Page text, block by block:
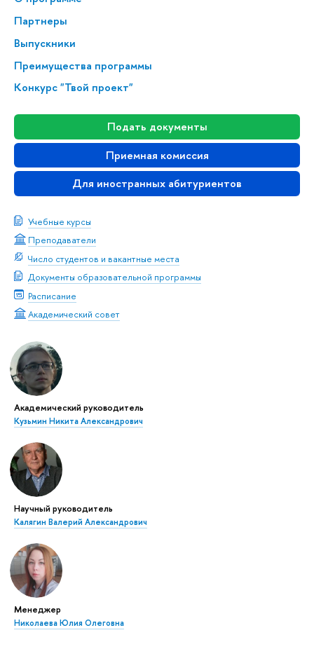
Партнеры
Выпускники
Преимущества программы
Конкурс "Твой проект"
Подать документы
Приемная комиссия
Для иностранных абитуриентов
Учебные курсы
Преподаватели
Число студентов и вакантные места
Документы образовательной программы
Расписание
Академический совет
Академический руководитель
Кузьмин Никита Александрович
Научный руководитель
Калягин Валерий Александрович
Менеджер
Николаева Юлия Олеговна